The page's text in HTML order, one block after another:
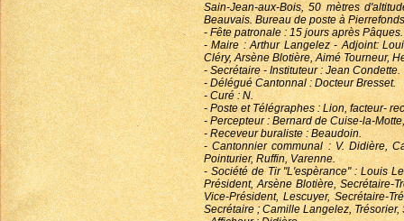
Sain-Jean-aux-Bois, 50 mètres
Beauvais. Bureau de poste à
- Fête patronale : 15 jours après Pâques.
- Maire : Arthur Langelez - Adjoint:
Cléry, Arsène Blotière, Aimé Tourneur,
- Secrétaire - Instituteur : Jean Condette.
- Délégué Cantonnal : Docteur Bresset.
- Curé : N.
- Poste et Télégraphes : Lion, facteur-
- Percepteur : Bernard de Cuise-la-
- Receveur buraliste : Beaudoin.
- Cantonnier communal : V. Didière,
Pointurier, Ruffin, Varenne.
- Société de Tir "L'espèrance" : Louis
Président, Arsène Blotière, Secrétaire-
Vice-Président, Lescuyer, Secrétaire-
Secrétaire ; Camille Langelez,